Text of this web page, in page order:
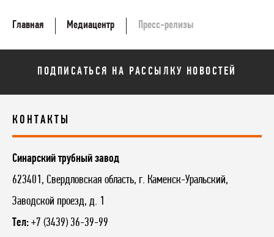
Главная Медиацентр Пресс-релизы
ПОДПИСАТЬСЯ НА РАССЫЛКУ НОВОСТЕЙ
КОНТАКТЫ
Синарский трубный завод
623401, Свердловская область, г. Каменск-Уральский,
Заводской проезд, д. 1
Тел: +7 (3439) 36-39-99